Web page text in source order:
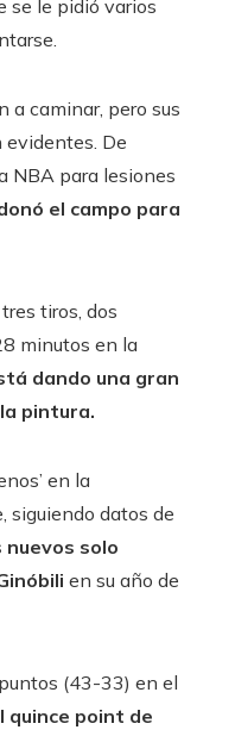
se le pidió varios
a caminar, pero sus
evidentes. De
NBA para lesiones
el campo para
tiros, dos
minutos en la
dando una gran
pintura.
en la
siguiendo datos de
solo
en su año de
(43-33) en el
quince point de